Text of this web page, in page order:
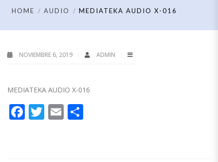
HOME AUDIO MEDIATEKA AUDIO X-016
NOVIEMBRE 6, 2019 ADMIN
MEDIATEKA AUDIO X-016
Facebook
Twitter
Email